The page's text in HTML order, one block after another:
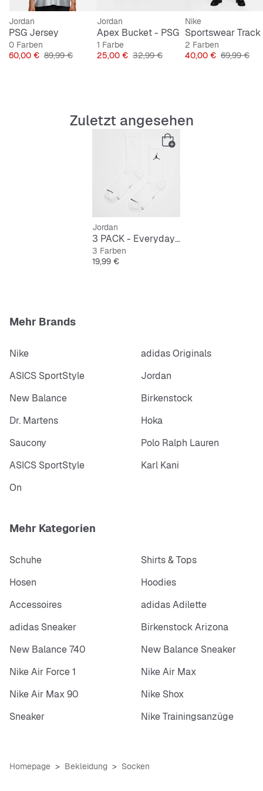
Jordan
PSG Jersey
0 Farben
Preis
60,00 € Originalpreis
89,99 €
Jordan
Apex Bucket - PSG
1 Farbe
Preis
25,00 € Originalpreis
32,99 €
Nike
2 Farben
Preis
40,00 € 69,99 €
Zuletzt angesehen
Jordan
3 PACK - Everyday Max Crew
3 Farben
Preis
19,99 €
Mehr Brands
Nike
adidas Originals
ASICS SportStyle
Jordan
New Balance
Birkenstock
Dr. Martens
Hoka
Saucony
Polo Ralph Lauren
ASICS SportStyle
Karl Kani
On
Mehr Kategorien
Schuhe
Shirts & Tops
Hosen
Hoodies
Accessoires
adidas Adilette
adidas Sneaker
Birkenstock Arizona
New Balance 740
New Balance Sneaker
Nike Air Force 1
Nike Air Max
Nike Air Max 90
Nike Shox
Sneaker
Nike Trainingsanzüge
Homepage Bekleidung Socken